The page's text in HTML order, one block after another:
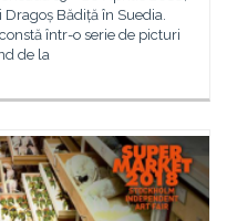
Bădiță în Suedia.
într-o serie de picturi
de la